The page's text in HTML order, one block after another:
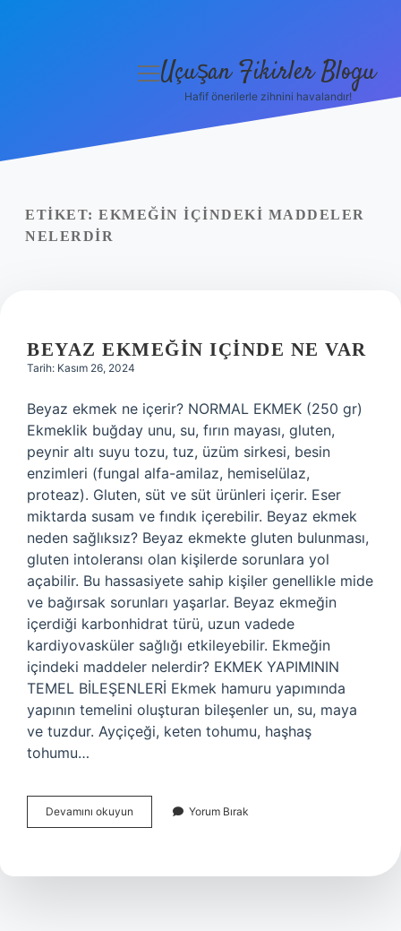
Yasal Uyarı
menüyü
Uçuşan Fikirler Blogu
Hafif önerilerle zihnini havalandır!
ETIKET: EKMEĞIN IÇINDEKI MADDELER
NELERDIR
BEYAZ EKMEĞIN IÇINDE NE VAR
Tarih: Kasım 26, 2024
Beyaz ekmek ne içerir? NORMAL EKMEK (250 gr)
Ekmeklik buğday unu, su, fırın mayası, gluten,
peynir altı suyu tozu, tuz, üzüm sirkesi, besin
enzimleri (fungal alfa-amilaz, hemiselülaz,
proteaz). Gluten, süt ve süt ürünleri içerir. Eser
miktarda susam ve fındık içerebilir. Beyaz ekmek
neden sağlıksız? Beyaz ekmekte gluten bulunması,
gluten intoleransı olan kişilerde sorunlara yol
açabilir. Bu hassasiyete sahip kişiler genellikle mide
ve bağırsak sorunları yaşarlar. Beyaz ekmeğin
içerdiği karbonhidrat türü, uzun vadede
kardiyovasküler sağlığı etkileyebilir. Ekmeğin
içindeki maddeler nelerdir? EKMEK YAPIMININ
TEMEL BİLEŞENLERİ Ekmek hamuru yapımında
yapının temelini oluşturan bileşenler un, su, maya
ve tuzdur. Ayçiçeği, keten tohumu, haşhaş
tohumu…
Devamını okuyun
Ekmeğin
Var
Yorum Bırak